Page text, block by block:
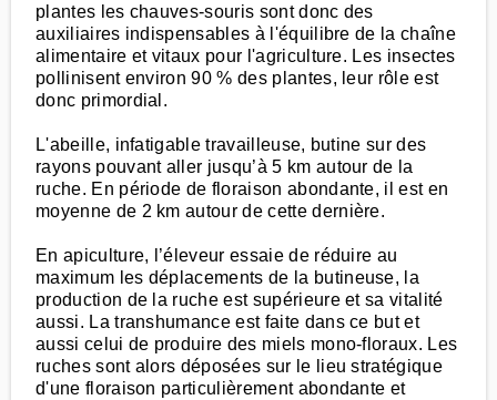
plantes les chauves-souris sont donc des
auxiliaires indispensables à l'équilibre de la chaîne
alimentaire et vitaux pour l'agriculture. Les insectes
pollinisent environ 90 % des plantes, leur rôle est
donc primordial.
L'abeille, infatigable travailleuse, butine sur des
rayons pouvant aller jusqu’à 5 km autour de la
ruche. En période de floraison abondante, il est en
moyenne de 2 km autour de cette dernière.
En apiculture, l’éleveur essaie de réduire au
maximum les déplacements de la butineuse, la
production de la ruche est supérieure et sa vitalité
aussi. La transhumance est faite dans ce but et
aussi celui de produire des miels mono-floraux. Les
ruches sont alors déposées sur le lieu stratégique
d'une floraison particulièrement abondante et